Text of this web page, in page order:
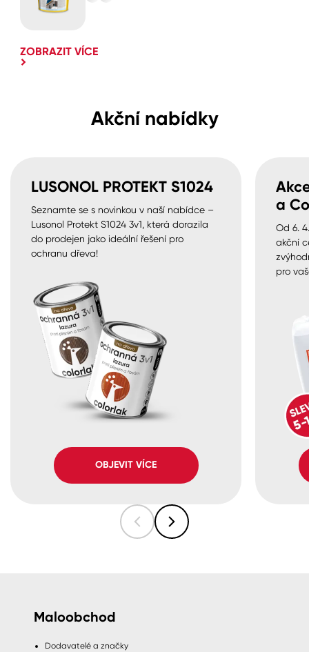
ZOBRAZIT VÍCE
Akční nabídky
LUSONOL PROTEKT S1024
Seznamte se s novinkou v naší nabídce –
Lusonol Protekt S1024 3v1, která dorazila
do prodejen jako ideální řešení pro
ochranu dřeva!
OBJEVIT VÍCE
a
Od 6.
akční
pro
Maloobchod
Dodavatelé a značky